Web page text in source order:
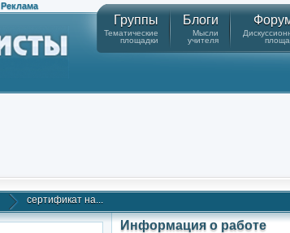
Реклама
Группы
Тематические
площадки
Блоги
Мысли
учителя
сертификат на...
Информация о работе